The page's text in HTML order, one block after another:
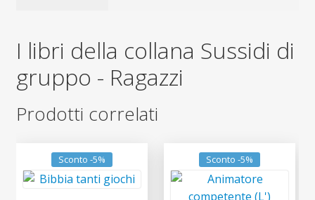
I libri della collana Sussidi di
gruppo - Ragazzi
Prodotti correlati
Sconto -5% Sconto -5%